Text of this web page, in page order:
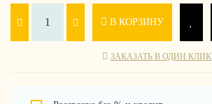
В КОРЗИНУ
ЗАКАЗАТЬ В ОДИН КЛИК